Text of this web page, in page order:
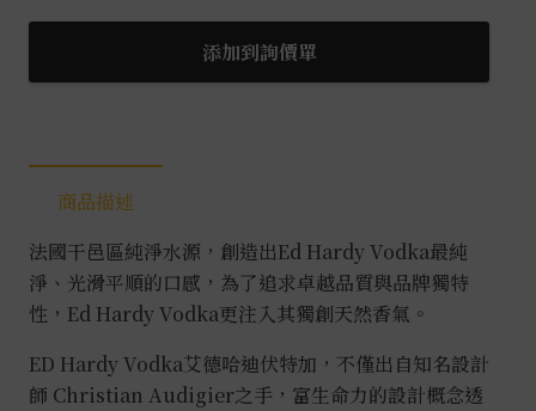
哈
伏
1L
添加到詢價單
商品描述
法國干邑區純淨水源，創造出Ed Hardy Vodka最純
淨、光滑平順的口感，為了追求卓越品質與品牌獨特
性，Ed Hardy Vodka更注入其獨創天然香氣。
ED Hardy Vodka艾德哈迪伏特加，不僅出自知名設計
師 Christian Audigier之手，富生命力的設計概念透